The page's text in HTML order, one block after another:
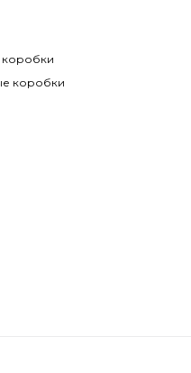
коробки
коробки